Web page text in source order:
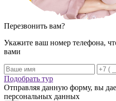
Перезвонить вам?
Укажите ваш номер телефона,
вами
Подобрать тур
Отправляя данную форму, вы
персональных данных